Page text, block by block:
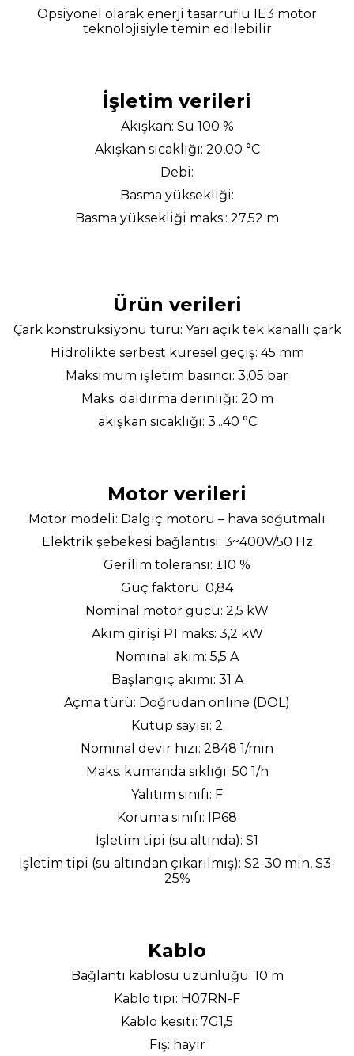
Opsiyonel olarak enerji tasarruflu IE3 motor
teknolojisiyle temin edilebilir
İşletim verileri
Akışkan: Su 100 %
Akışkan sıcaklığı: 20,00 °C
Debi:
Basma yüksekliği:
Basma yüksekliği maks.: 27,52 m
Ürün verileri
Çark konstrüksiyonu türü: Yarı açık tek kanallı çark
Hidrolikte serbest küresel geçiş: 45 mm
Maksimum işletim basıncı: 3,05 bar
Maks. daldırma derinliği: 20 m
akışkan sıcaklığı: 3...40 °C
Motor verileri
Motor modeli: Dalgıç motoru – hava soğutmalı
Elektrik şebekesi bağlantısı: 3~400V/50 Hz
Gerilim toleransı: ±10 %
Güç faktörü: 0,84
Nominal motor gücü: 2,5 kW
Akım girişi P1 maks: 3,2 kW
Nominal akım: 5,5 A
Başlangıç akımı: 31 A
Açma türü: Doğrudan online (DOL)
Kutup sayısı: 2
Nominal devir hızı: 2848 1/min
Maks. kumanda sıklığı: 50 1/h
Yalıtım sınıfı: F
Koruma sınıfı: IP68
İşletim tipi (su altında): S1
İşletim tipi (su altından çıkarılmış): S2-30 min, S3-
25%
Kablo
Bağlantı kablosu uzunluğu: 10 m
Kablo tipi: H07RN-F
Kablo kesiti: 7G1,5
Fiş: hayır